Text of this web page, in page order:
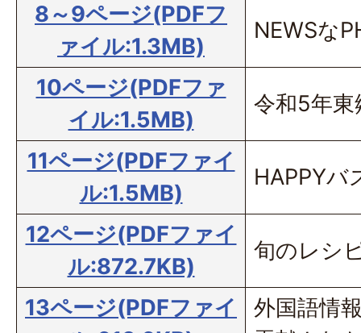
8～9ページ(PDFフ
ァイル:1.3MB)
NEWSな
10ページ(PDFファ
イル:1.5MB)
令和5年東
11ページ(PDFファイ
ル:1.5MB)
HAPPYバ
12ページ(PDFファイ
ル:872.7KB)
旬のレシ
13ページ(PDFファイ
外国語情